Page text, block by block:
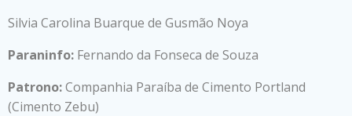
Silvia Carolina Buarque de Gusmão Noya
Paraninfo: Fernando da Fonseca de Souza
Patrono:Companhia Paraíba de Cimento Portland
(Cimento Zebu)